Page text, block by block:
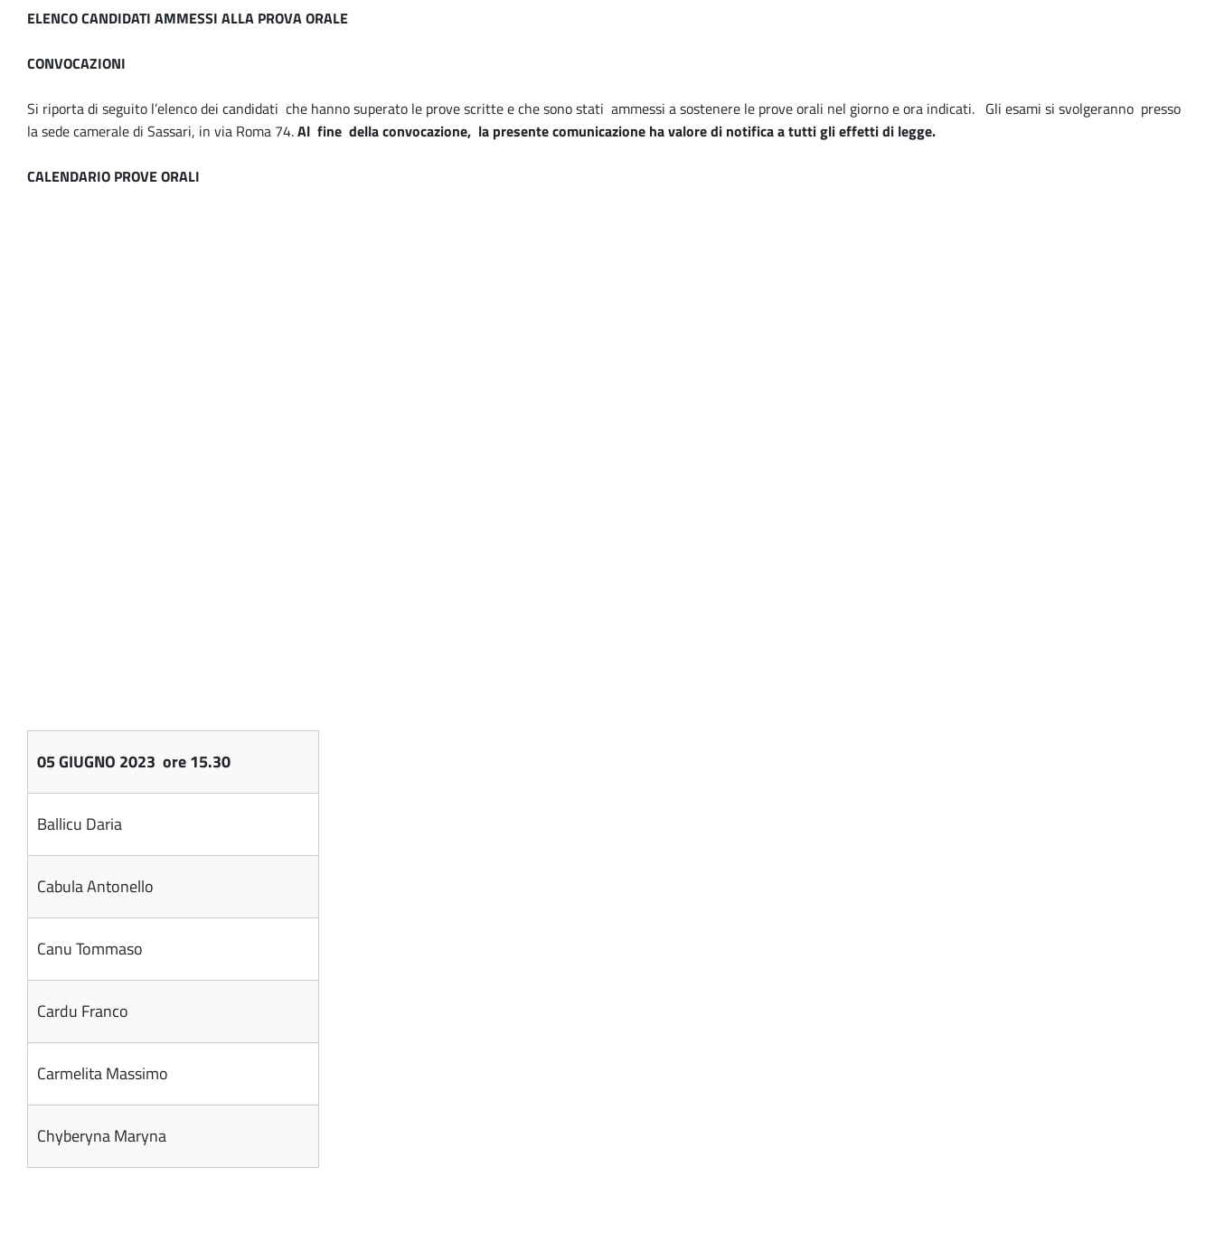
ELENCO CANDIDATI AMMESSI ALLA PROVA ORALE
CONVOCAZIONI
Si riporta di seguito l’elenco dei candidati che hanno superato le prove scritte e che sono stati ammessi a sostenere le prove orali nel giorno e ora indicati. Gli esami si svolgeranno presso
la sede camerale di Sassari, in via Roma 74.Al fine della convocazione, la presente comunicazione ha valore di notifica a tutti gli effetti di legge.
CALENDARIO PROVE ORALI
05 GIUGNO 2023 ore 15.30
Ballicu Daria
Cabula Antonello
Canu Tommaso
Cardu Franco
Carmelita Massimo
Chyberyna Maryna